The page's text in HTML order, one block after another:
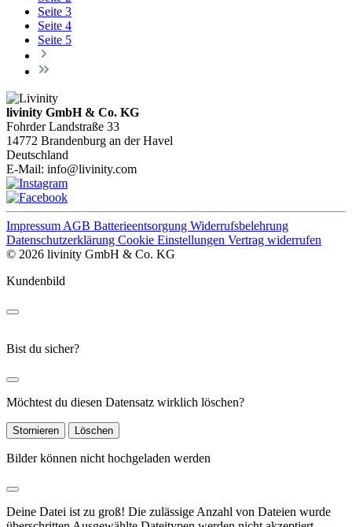
Seite 3
Seite 4
Seite 5
livinity GmbH & Co. KG
Fohrder Landstraße 33
14772 Brandenburg an der Havel
Deutschland
E-Mail: info@livinity.com
Impressum AGB Batterieentsorgung Widerrufsbelehrung
Datenschutzerklärung Cookie Einstellungen Vertrag widerrufen
© 2026 livinity GmbH & Co. KG
Kundenbild
Bist du sicher?
Möchtest du diesen Datensatz wirklich löschen?
Stornieren Löschen
Bilder können nicht hochgeladen werden
Deine Datei ist zu groß! Die zulässige Anzahl von Dateien wurde